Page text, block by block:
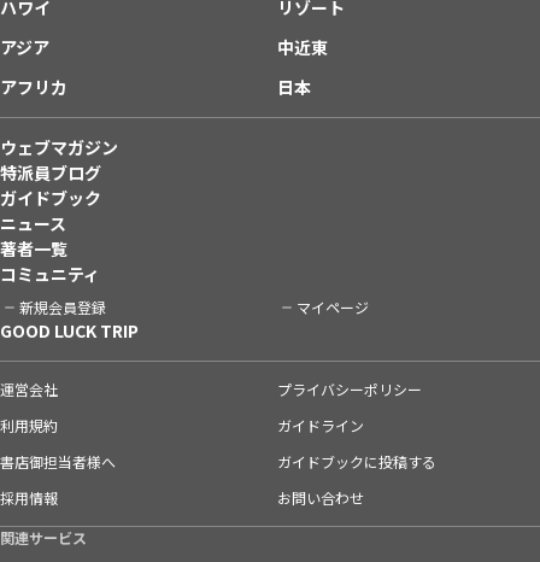
ハワイ
リゾート
アジア
中近東
アフリカ
日本
ウェブマガジン
特派員ブログ
ガイドブック
ニュース
著者一覧
コミュニティ
新規会員登録 マイページ
GOOD LUCK TRIP
運営会社
プライバシーポリシー
利用規約
ガイドライン
書店御担当者様へ
ガイドブックに投稿する
採用情報
お問い合わせ
関連サービス